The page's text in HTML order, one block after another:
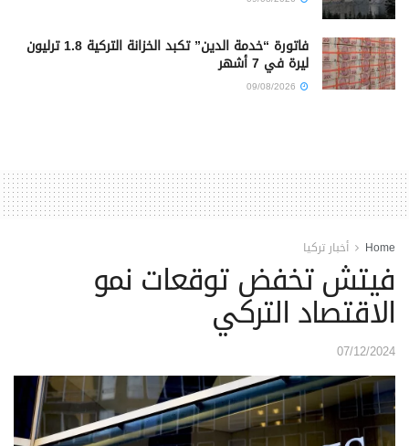
فاتورة “خدمة الدين” تكبد الخزانة التركية 1.8 ترليون
ليرة في 7 أشهر
Home أخبار تركيا
فيتش تخفض توقعات نمو
الاقتصاد التركي
07/12/2024